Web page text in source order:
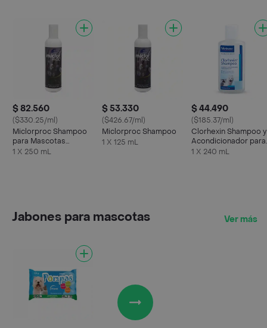
$ 82.560
($330.25/ml)
Miclorproc Shampoo
para Mascotas
Dermatologico
1 X 250 mL
$ 53.330
($426.67/ml)
Miclorproc Shampoo
1 X 125 mL
$ 44.490
($185.37/ml)
Clorhexin Shampoo y
Acondicionador para
Mascotas
1 X 240 mL
Jabones para mascotas Ver más